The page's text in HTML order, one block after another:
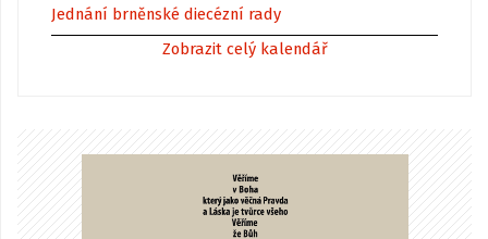
Jednání brněnské diecézní rady
Zobrazit celý kalendář